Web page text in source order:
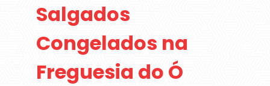
Salgados
Congelados na
Freguesia do Ó